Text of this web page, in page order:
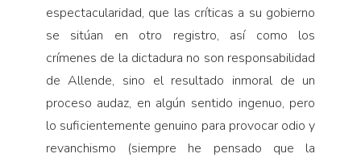
espectacularidad, que las críticas a su gobierno
se sitúan en otro registro, así como los
crímenes de la dictadura no son responsabilidad
de Allende, sino el resultado inmoral de un
proceso audaz, en algún sentido ingenuo, pero
lo suficientemente genuino para provocar odio y
revanchismo (siempre he pensado que la